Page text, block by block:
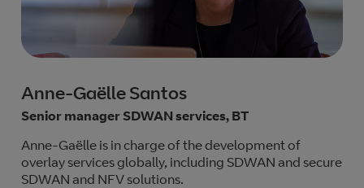
Anne-Gaëlle Santos
Senior manager SDWAN services, BT
Anne-Gaëlle is in charge of the development of
overlay services globally, including SDWAN and secure
SDWAN and NFV solutions.